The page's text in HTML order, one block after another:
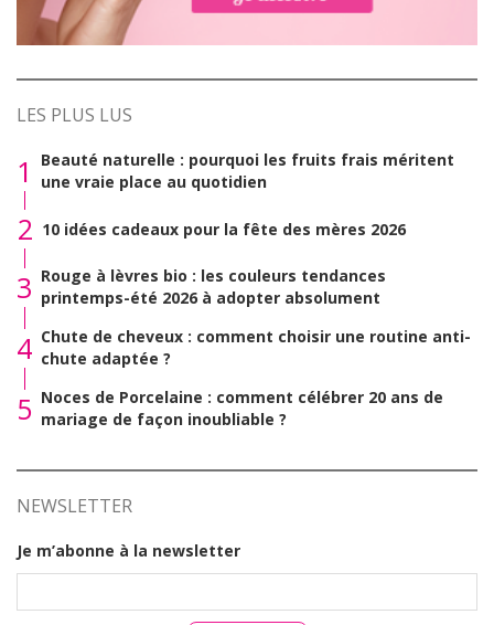
LES PLUS LUS
1
Beauté naturelle : pourquoi les fruits frais méritent
une vraie place au quotidien
2 10 idées cadeaux pour la fête des mères 2026
3 Rouge à lèvres bio : les couleurs tendances
printemps-été 2026 à adopter absolument
4 Chute de cheveux : comment choisir une routine anti-
chute adaptée ?
5 Noces de Porcelaine : comment célébrer 20 ans de
mariage de façon inoubliable ?
NEWSLETTER
Je m’abonne à la newsletter